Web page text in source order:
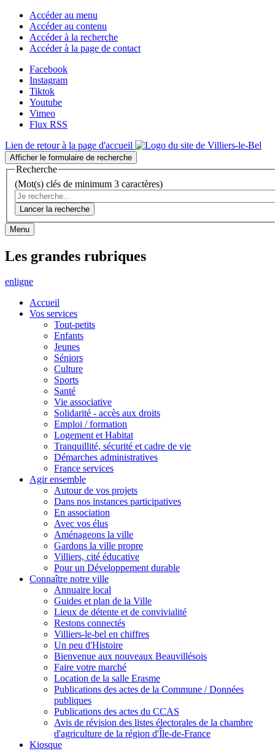
Accéder au menu
Accéder au contenu
Accéder à la recherche
Accéder à la page de contact
Facebook
Instagram
Tiktok
Youtube
Vimeo
Flux RSS
Lien de retour à la page d'accueil
Afficher le formulaire de recherche
Recherche
(Mot(s) clés de minimum 3 caractères)
Lancer la recherche
Menu
Les grandes rubriques
enligne
Accueil
Vos services
Tout-petits
Enfants
Jeunes
Séniors
Culture
Sports
Santé
Vie associative
Solidarité - accès aux droits
Emploi / formation
Logement et Habitat
Tranquillité, sécurité et cadre de vie
Démarches administratives
France services
Agir ensemble
Autour de vos projets
Dans nos instances participatives
En association
Avec vos élus
Aménageons la ville
Gardons la ville propre
Villiers, cité éducative
Pour un Développement durable
Connaître notre ville
Annuaire local
Guides et plan de la Ville
Lieux de détente et de convivialité
Restons connectés
Villiers-le-bel en chiffres
Un peu d'Histoire
Bienvenue aux nouveaux Beauvillésois
Faire votre marché
Location de la salle Erasme
Publications des actes de la Commune / Données
publiques
Publications des actes du CCAS
Avis de révision des listes électorales de la chambre
d'agriculture de la région d'Île-de-France
Kiosque